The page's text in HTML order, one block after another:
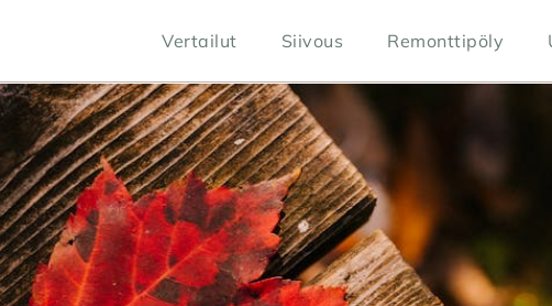
Vertailut Siivous Remonttipöly